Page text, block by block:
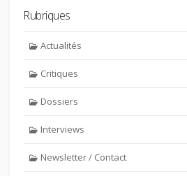
Rubriques
Actualités
Critiques
Dossiers
Interviews
Newsletter / Contact